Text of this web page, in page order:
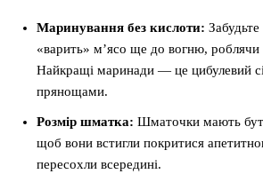
Маринування без кислоти:
«варить» м’ясо ще до вогню, роблячи
Найкращі маринади — це цибулевий
прянощами.
Розмір шматка: Шматочки мають
щоб вони встигли покритися
пересохли всередині.